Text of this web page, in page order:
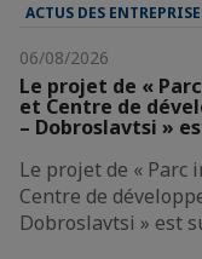
ACTUS DES
06/08/2026
Le projet de «
et Centre de
– Dobroslavtsi »
Le projet de «
Centre de
Dobroslavtsi » est